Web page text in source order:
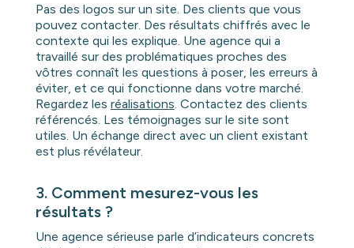
Pas des logos sur un site. Des clients que vous
pouvez contacter. Des résultats chiffrés avec le
contexte qui les explique. Une agence qui a
travaillé sur des problématiques proches des
vôtres connaît les questions à poser, les erreurs à
éviter, et ce qui fonctionne dans votre marché.
Regardez les réalisations. Contactez des clients
référencés. Les témoignages sur le site sont
utiles. Un échange direct avec un client existant
est plus révélateur.
3. Comment mesurez-vous les
résultats ?
Une agence sérieuse parle d’indicateurs concrets